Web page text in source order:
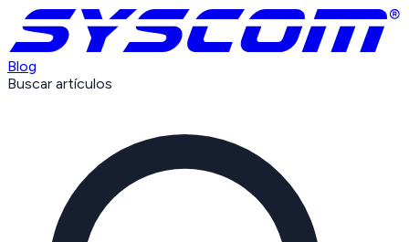
Blog
Buscar artículos